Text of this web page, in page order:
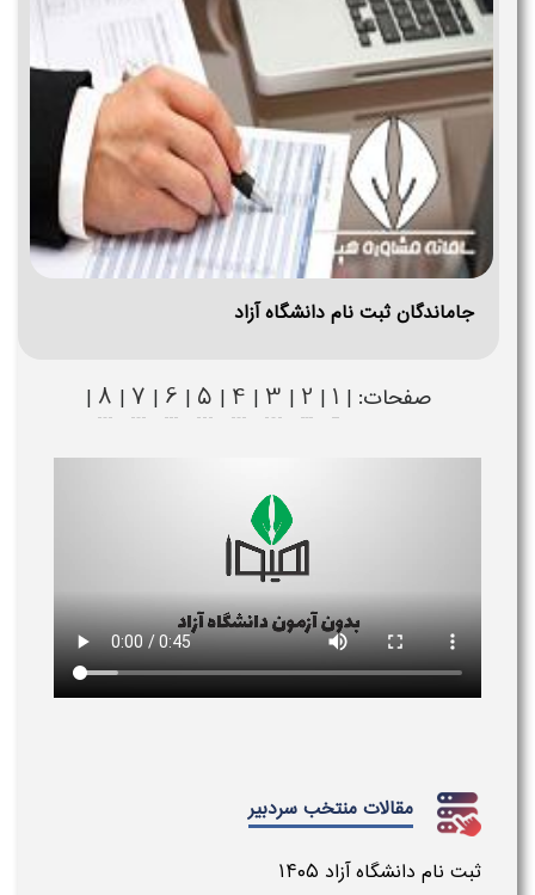
جاماندگان ثبت نام دانشگاه آزاد
صفحات: | 1
|
2
|
3
|
4
|
5
|
6
|
7
|
8
|
مقالات منتخب سردبیر
ثبت نام دانشگاه آزاد ۱۴۰۵